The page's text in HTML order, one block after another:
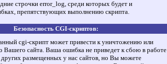
строчки error_log, среди которых будет и
препятствующих выполнению скрипта.
Безопасность CGI-скриптов:
cgi-скрипт может привести к уничтожению или
Вашего сайта. Ваша ошибка не приведет к сбою в работе
других размещенных у нас сайтов, но Вы можете